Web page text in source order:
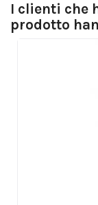
I clienti che
prodotto